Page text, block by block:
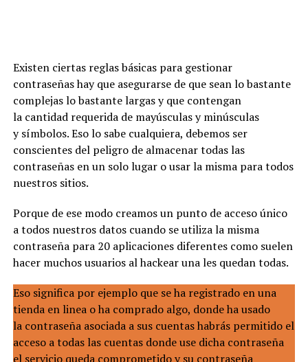
Existen ciertas reglas básicas para gestionar
contraseñas hay que asegurarse de que sean lo bastante
complejas lo bastante largas y que contengan
la cantidad requerida de mayúsculas y minúsculas
y símbolos. Eso lo sabe cualquiera, debemos ser
conscientes del peligro de almacenar todas las
contraseñas en un solo lugar o usar la misma para todos
nuestros sitios.
Porque de ese modo creamos un punto de acceso único
a todos nuestros datos cuando se utiliza la misma
contraseña para 20 aplicaciones diferentes como suelen
hacer muchos usuarios al hackear una les quedan todas.
Eso significa por ejemplo que se ha registrado en una
tienda en linea o ha comprado algo, donde ha usado
la contraseña asociada a sus cuentas habrás permitido el
acceso a todas las cuentas donde use dicha contraseña
el servicio queda comprometido y su contraseña